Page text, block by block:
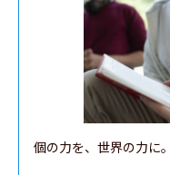
個の力を、世界の力に。